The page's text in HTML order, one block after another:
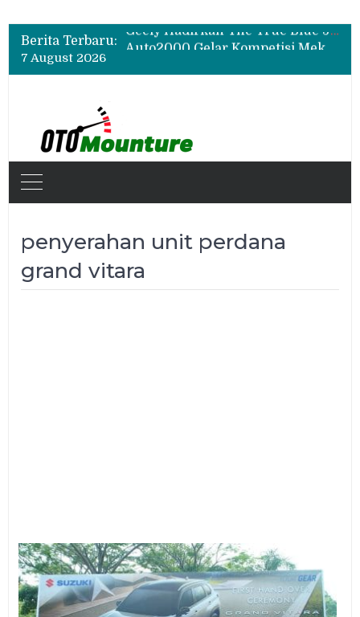
Berita Terbaru:
Geely Hadirkan The True Blue Journey, Fans Bisa Dapat Tiket Chelsea vs AC Milan
7 August 2026
penyerahan unit perdana
grand vitara